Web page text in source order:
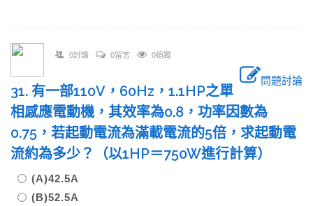
0討論 0留言 0追蹤
問題討論
31. 有一部110V，60Hz，1.1HP之單
相感應電動機，其效率為0.8，功率因數為
0.75，若起動電流為滿載電流的5倍，求起動電
流約為多少？（以1HP＝750W進行計算）
(A)42.5A
(B)52.5A